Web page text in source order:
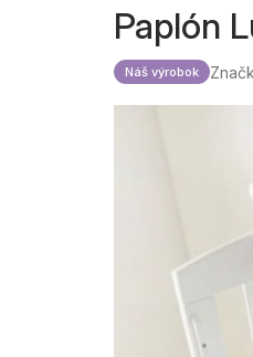
Paplón
Náš výrobok